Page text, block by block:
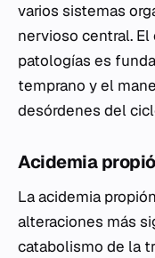
varios sistemas
nervioso central.
patologías es
temprano y el
desórdenes del
Acidemia
La acidemia
alteraciones más
catabolismo de la